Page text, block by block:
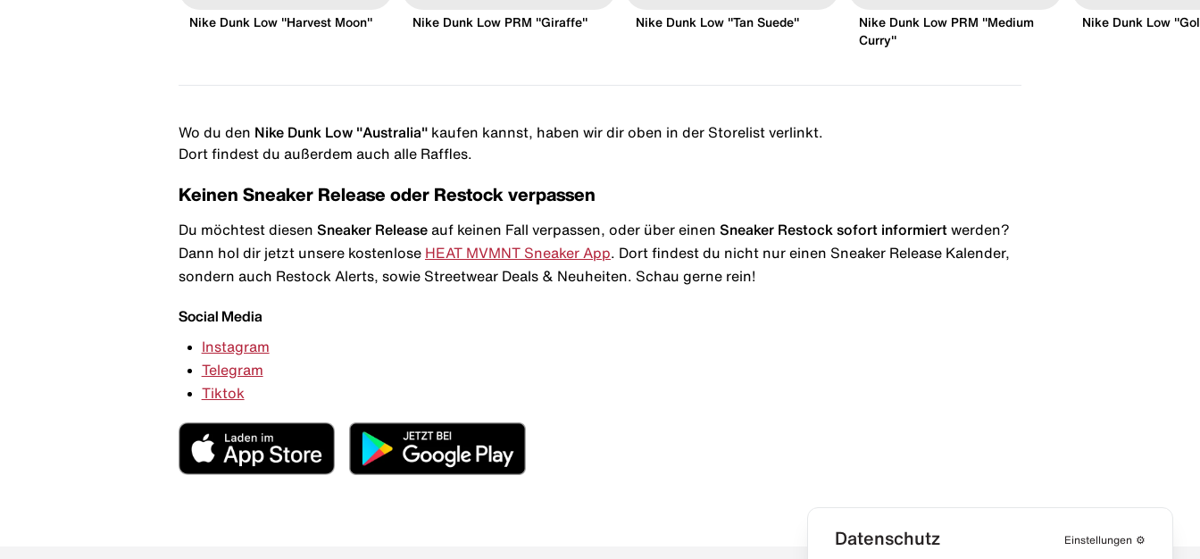
Nike Dunk Low "Harvest Moon" Nike Dunk Low PRM "Giraffe" Nike Dunk Low "Tan Suede"
Nike Dunk Low PRM "Medium
Curry"
Nike Dunk Low
Wo du den Nike Dunk Low "Australia" kaufen kannst, haben wir dir oben in der Storelist verlinkt.
Dort findest du außerdem auch alle Raffles.
Keinen Sneaker Release oder Restock verpassen
Du möchtest diesen Sneaker Release auf keinen Fall verpassen, oder über einen Sneaker Restock sofort informiert werden?
Dann hol dir jetzt unsere kostenlose HEAT MVMNT Sneaker App . Dort findest du nicht nur einen Sneaker Release Kalender,
sondern auch Restock Alerts, sowie Streetwear Deals & Neuheiten. Schau gerne rein!
Social Media
Instagram
Telegram
Tiktok
Datenschutz Einstellungen ⚙️